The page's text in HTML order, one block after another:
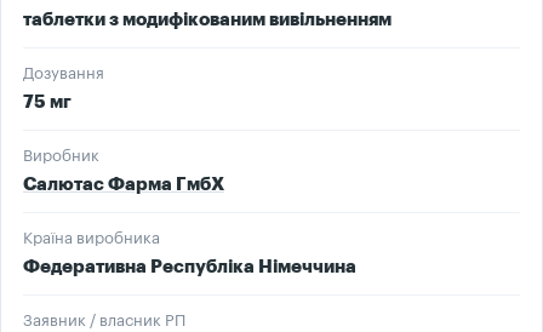
таблетки з модифікованим вивільненням
Дозування
75 мг
Виробник
Салютас Фарма ГмбХ
Країна виробника
Федеративна Республіка Німеччина
Заявник / власник РП